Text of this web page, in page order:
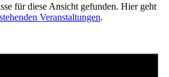
für diese Ansicht gefunden. Hier geht
Veranstaltungen.